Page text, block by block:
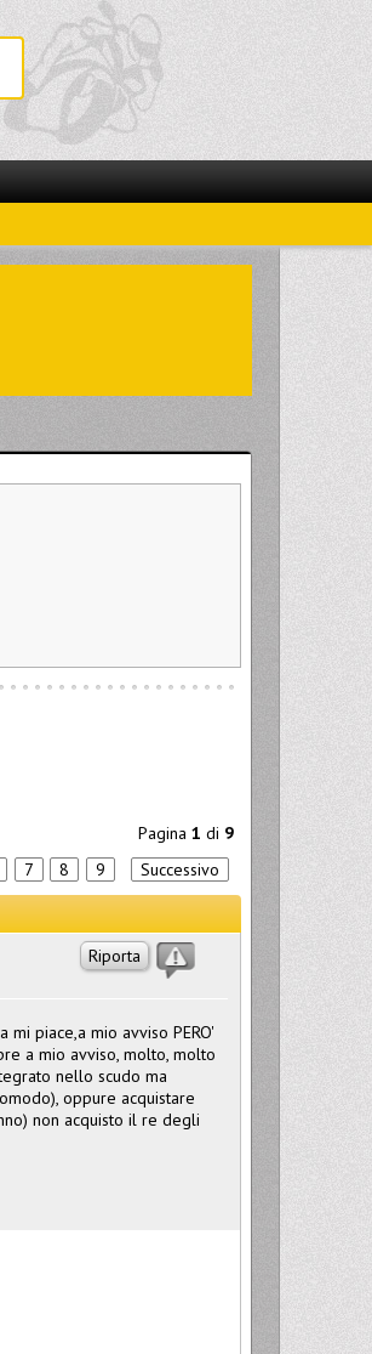
Pagina 1 di 9
7 8 9 Successivo
Riporta
piace,a mio avviso PERO'
a mio avviso, molto, molto
nello scudo ma
oppure acquistare
non acquisto il re degli